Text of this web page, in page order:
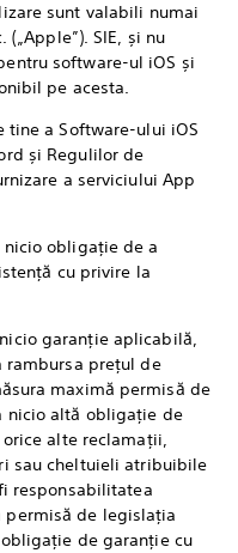
sunt valabili numai
SIE, și nu
software-ul iOS și
pe acesta.
tine a Software-ului iOS
și Regulilor de
a serviciului App
nicio obligație de a
cu privire la
garanție aplicabilă,
prețul de
maximă permisă de
nicio altă obligație de
alte reclamații,
sau cheltuieli atribuibile
responsabilitatea
permisă de legislația
de garanție cu